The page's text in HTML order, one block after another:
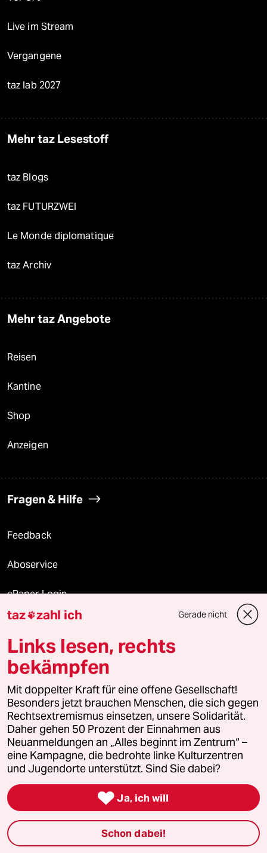
Live im Stream
Vergangene
taz lab 2027
Mehr taz Lesestoff
taz Blogs
taz FUTURZWEI
Le Monde diplomatique
taz Archiv
Mehr taz Angebote
Reisen
Kantine
Shop
Anzeigen
Fragen & Hilfe
Feedback
Aboservice
ePaper Login
Downloads für Abonnierende
© 2026 taz Verlags und Vertriebs GmbH
Alle Rechte vorbehalten. Bei rechtlichen Fragen oder für Genehmigungen
wenden Sie sich bitte an lizenzen@taz.de
Feedback Redaktionsstatut Kommune-Richtlinien
Leitlinie Informant Datenschutz Impressum AGB
Seitenwende Einwilligungen widerrufen (Ads)
taz zahl ich Gerade nicht
Links lesen, rechts
bekämpfen
Mit doppelter Kraft für eine offene Gesellschaft!
Besonders jetzt brauchen Menschen, die sich gegen
Rechtsextremismus einsetzen, unsere Solidarität.
Daher gehen 50 Prozent der Einnahmen aus
Neuanmeldungen an „Alles beginnt im Zentrum“ –
eine Kampagne, die bedrohte linke Kulturzentren
und Jugendorte unterstützt. Sind Sie dabei?
 Ja, ich will
Schon dabei!